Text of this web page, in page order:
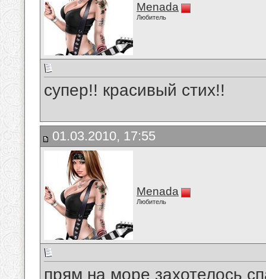
Menada
Любитель
супер!! красивый стих!!
01.03.2010, 17:55
Menada
Любитель
прям на море захотелось